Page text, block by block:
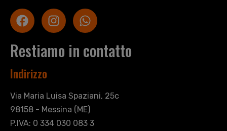
Restiamo in contatto
Indirizzo
Via Maria Luisa Spaziani, 25c
98158 - Messina (ME)
P.IVA: 0 334 030 083 3